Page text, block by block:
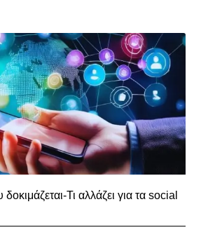
Τι αλλάζει για τα social